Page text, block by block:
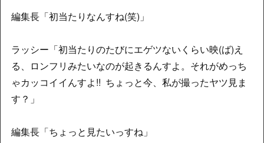
編集長「初当たりなんすね(笑)」
ラッシー「初当たりのたびにエゲツないくらい映(ば)え
る、ロンフリみたいなのが起きるんすよ。それがめっち
ゃカッコイイんすよ!! ちょっと今、私が撮ったヤツ見ま
す？」
編集長「ちょっと見たいっすね」